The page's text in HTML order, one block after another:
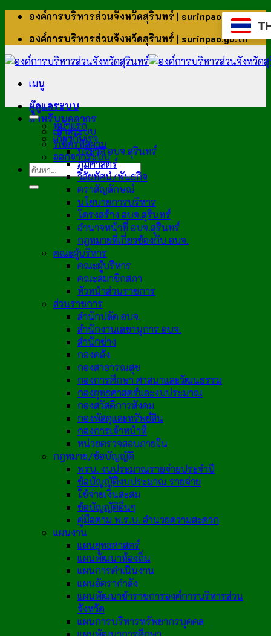
ข้าม
เนื้อหา
องค์การบริหารส่วนจังหวัดสุรินทร์ | surinpao.go.th
องค์การบริหารส่วนจังหวัดสุรินทร์ | surinpao.go.th
เมนู
ผู้ดูแลระบบ
สำหรับบุคลากร
เข้าสู่ระบบ
รีเซ็ตรหัสผ่าน
ออกจากระบบ
หน้าแรก
เกี่ยวกับเรา
ประวัติ อบจ.สุรินทร์
ภูมิศาสตร์
วิสัยทัศน์/พันธกิจ
ตราสัญลักษณ์
นโยบายการบริหาร
โครงสร้าง อบจ.สุรินทร์
อำนาจหน้าที่ อบจ.สุรินทร์
กฎหมายที่เกี่ยวข้องกับ อบจ.
คณะผู้บริหาร
คณะผู้บริหาร
คณะสมาชิกสภา
หัวหน้าส่วนราชการ
ส่วนราชการ
สำนักปลัด อบจ.
สำนักงานเลขานุการ อบจ.
สำนักช่าง
กองคลัง
กองสาธารณสุข
กองการศึกษา ศาสนาและวัฒนธรรม
กองยุทธศาสตร์และงบประมาณ
กองสวัสดิการสังคม
กองพัสดุและทรัพย์สิน
กองการเจ้าหน้าที่
หน่วยตรวจสอบภายใน
กฎหมาย/ข้อบัญญัติ
พรบ. งบประมาณรายจ่ายประจำปี
ข้อบัญญัติงบประมาณ รายจ่าย
ใช้จ่ายเงินสะสม
ข้อบัญญัติอื่นๆ
คู่มือตาม พ.ร.บ. อำนวยความสะดวก
แผนงาน
แผนยุทธศาสตร์
แผนพัฒนาท้องถิ่น
แผนการดำเนินงาน
แผนอัตรากำลัง
แผนพัฒนาข้าราชการองค์การบริหารส่วน
จังหวัด
แผนการบริหารทรัพยากรบุคคล